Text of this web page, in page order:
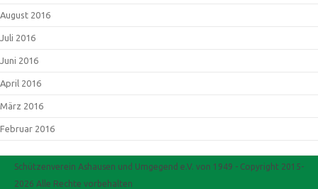
August 2016
Juli 2016
Juni 2016
April 2016
März 2016
Februar 2016
Schützenverein Ashausen und Umgegend e.V. von 1949 - Copyright 2015-
2026 Alle Rechte vorbehalten